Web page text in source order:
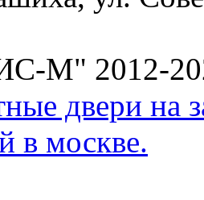
М" 2012-
двери на
в москве.